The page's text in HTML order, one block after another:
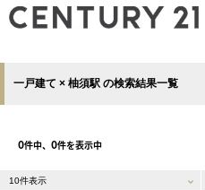
一戸建て × 柚須駅 の検索結果一覧
0件中、 0件を表示中